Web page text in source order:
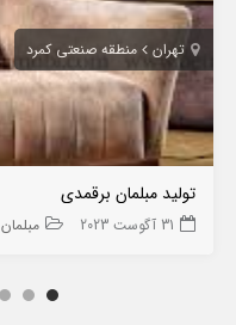
تهران منطقه صنعتی کمرد
تولید مبلمان برقمدی
31 آگوست 2023 مبلمان